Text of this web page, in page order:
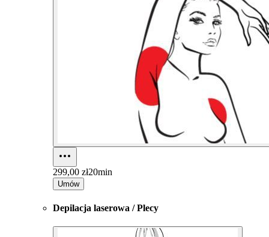
299,00 zł20min
Umów
Depilacja laserowa / Plecy